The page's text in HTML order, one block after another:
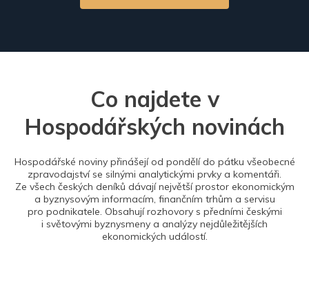
Co najdete v
Hospodářských novinách
Hospodářské noviny přinášejí od pondělí do pátku všeobecné
zpravodajství se silnými analytickými prvky a komentáři.
Ze všech českých deníků dávají největší prostor ekonomickým
a byznysovým informacím, finančním trhům a servisu
pro podnikatele. Obsahují rozhovory s předními českými
i světovými byznysmeny a analýzy nejdůležitějších
ekonomických událostí.